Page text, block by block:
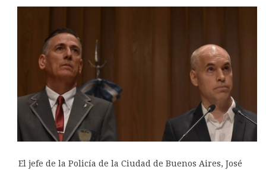
El jefe de la Policía de la Ciudad de Buenos Aires, José